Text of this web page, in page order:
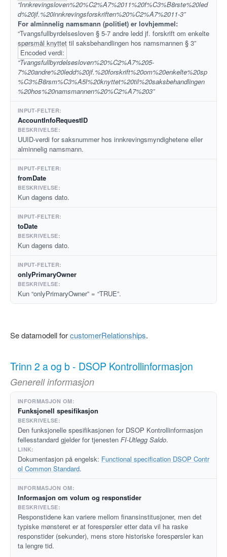
“Innkrevingsloven%20%C2%A7%2011%20f%C3%B8rste%20led
d%20jf.%20innkrevingsforskriften%20%C2%A7%2011-3”
For alminnelig namsmann (politiet) er lovhjemmel:
“Tvangsfullbyrdelsesloven § 5-7 andre ledd jf. forskrift om enkelte
spørsmål knyttet til saksbehandlingen hos namsmannen § 3”
Encoded verdi:
“Tvangsfullbyrdelsesloven%20%C2%A7%205-
7%20andre%20ledd%20jf.%20forskrift%20om%20enkelte%20sp
%C3%B8rsm%C3%A5l%20knyttet%20til%20saksbehandlingen
%20hos%20namsmannen%20%C2%A7%203”
AccountInfoRequestID
UUID-verdi for saksnummer hos innkrevingsmyndighetene eller
alminnelig namsmann.
fromDate
Kun dagens dato.
toDate
Kun dagens dato.
onlyPrimaryOwner
Kun “onlyPrimaryOwner” = “TRUE”.
Se datamodell forcustomerRelationships.
Trinn 2 a og b - DSOP Kontrollinformasjon
Generell informasjon
Funksjonell spesifikasjon
Den funksjonelle spesifikasjonen for DSOP Kontrollinformasjon
fellesstandard gjelder for tjenesten FI-Utlegg Saldo.
Dokumentasjon på engelsk: Functional specification DSOP Contr
ol Common Standard.
Informasjon om volum og responstider
Responstidene kan variere mellom finansinstitusjoner, men det
typiske mønsteret er at forespørsler etter data vil ha raske
responstider (sekunder), mens store historiske forespørsler kan
ta lengre tid.